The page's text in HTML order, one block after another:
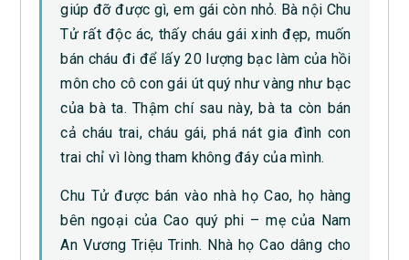
giúp đỡ được gì, em gái còn nhỏ. Bà nội Chu
Tử rất độc ác, thấy cháu gái xinh đẹp, muốn
bán cháu đi để lấy 20 lượng bạc làm của hồi
môn cho cô con gái út quý như vàng như bạc
của bà ta. Thậm chí sau này, bà ta còn bán
cả cháu trai, cháu gái, phá nát gia đình con
trai chỉ vì lòng tham không đáy của mình.
Chu Tử được bán vào nhà họ Cao, họ hàng
bên ngoại của Cao quý phi – mẹ của Nam
An Vương Triệu Trinh. Nhà họ Cao dâng cho